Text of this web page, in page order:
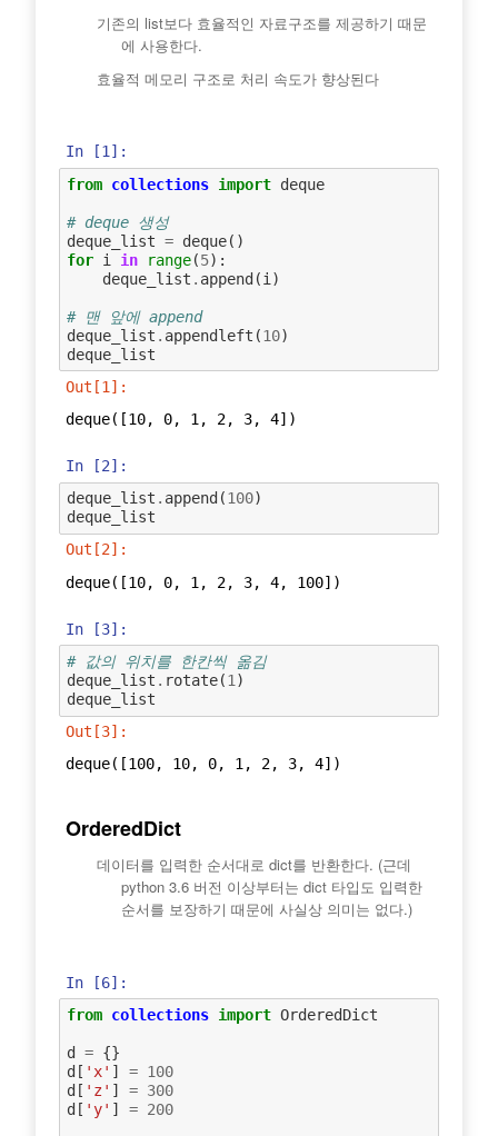
기존의 list보다 효율적인 자료구조를 제공하기 때문
에 사용한다.
효율적 메모리 구조로 처리 속도가 향상된다
In [1]:
from collections import deque
# deque 생성
deque_list = deque()
for i in range(5):
deque_list . append(i )
# 맨 앞에 append
deque_list . appendleft (10)
deque_list
Out[1]:
deque([10, 0, 1, 2, 3, 4])
In [2]:
deque_list . append (100)
deque_list
Out[2]:
deque([10, 0, 1, 2, 3, 4, 100])
In [3]:
# 값의 위치를 한칸씩 옮김
deque_list . rotate(1 )
deque_list
Out[3]:
deque([100, 10, 0, 1, 2, 3, 4])
OrderedDict
데이터를 입력한 순서대로 dict를 반환한다. (근데
python 3.6 버전 이상부터는 dict 타입도 입력한
순서를 보장하기 때문에 사실상 의미는 없다.)
In [6]:
from collections import OrderedDict
d = {}
d [ 'x' ] = 100
d [ 'z' ] = 300
d [ 'y' ] = 200